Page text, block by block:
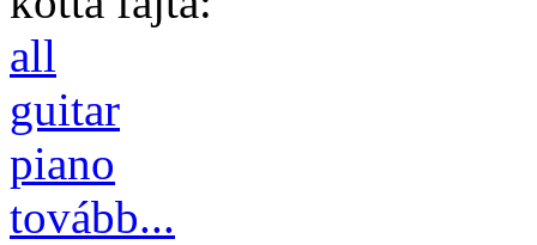
all
guitar
piano
tovább...